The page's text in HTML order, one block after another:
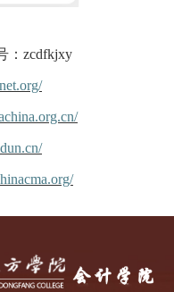
： zcdfkjxy